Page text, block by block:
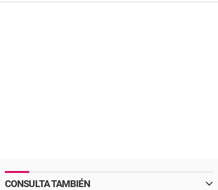
CONSULTA TAMBIÉN